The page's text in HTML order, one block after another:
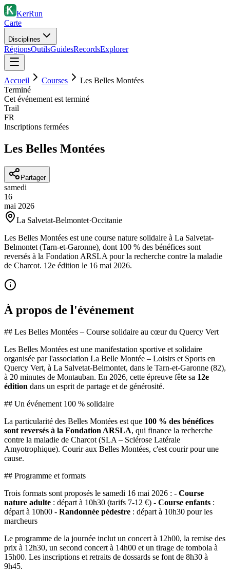
KerRun
Carte
Disciplines
RégionsOutilsGuidesRecordsExplorer
Accueil Courses
Les Belles Montées
Terminé
Cet événement est terminé
Trail
FR
Inscriptions fermées
Les Belles Montées
Partager
samedi
16
mai 2026
La Salvetat-Belmontet·Occitanie
Les Belles Montées est une course nature solidaire à La Salvetat-
Belmontet (Tarn-et-Garonne), dont 100 % des bénéfices sont
reversés à la Fondation ARSLA pour la recherche contre la maladie
de Charcot. 12e édition le 16 mai 2026.
À propos de l'événement
## Les Belles Montées – Course solidaire au cœur du Quercy Vert
Les Belles Montées est une manifestation sportive et solidaire
organisée par l'association La Belle Montée – Loisirs et Sports en
Quercy Vert, à La Salvetat-Belmontet, dans le Tarn-et-Garonne (82),
à 20 minutes de Montauban. En 2026, cette épreuve fête sa 12e
édition dans un esprit de partage et de générosité.
## Un événement 100 % solidaire
La particularité des Belles Montées est que 100 % des bénéfices
sont reversés à la Fondation ARSLA, qui finance la recherche
contre la maladie de Charcot (SLA – Sclérose Latérale
Amyotrophique). Courir aux Belles Montées, c'est courir pour une
cause.
## Programme et formats
Trois formats sont proposés le samedi 16 mai 2026 : - Course
nature adulte : départ à 10h30 (tarifs 7-12 €) - Course enfants :
départ à 10h00 - Randonnée pédestre : départ à 10h30 pour les
marcheurs
Le programme de la journée inclut un concert à 12h00, la remise des
prix à 12h30, un second concert à 14h00 et un tirage de tombola à
15h00. Les inscriptions et retraits de dossards se font de 8h30 à
9h45.